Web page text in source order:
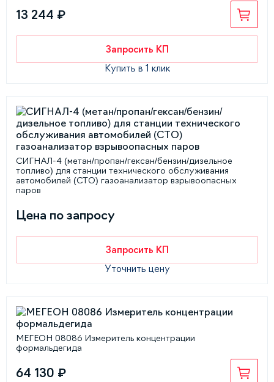
13 244 ₽
Запросить КП
Купить в 1 клик
СИГНАЛ-4 (метан/пропан/гексан/бензин/дизельное
топливо) для станции технического обслуживания
автомобилей (СТО) газоанализатор взрывоопасных
паров
Цена по запросу
Запросить КП
Уточнить цену
МЕГЕОН 08086 Измеритель концентрации
формальдегида
64 130 ₽